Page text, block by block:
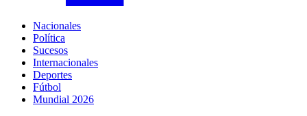
Nacionales
Política
Sucesos
Internacionales
Deportes
Fútbol
Mundial 2026